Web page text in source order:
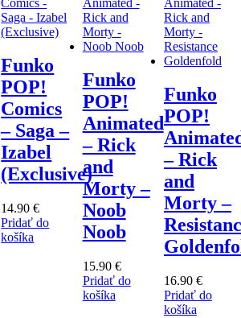
Funko
POP!
Comics
– Saga –
Izabel
(Exclusive)
14.90€
Pridať do
košíka
Funko
POP!
Animated
– Rick
and
Morty –
Noob
Noob
15.90 €
Pridať do
košíka
Funko
POP!
– Rick
and
Morty –
16.90 €
Pridať do
košíka